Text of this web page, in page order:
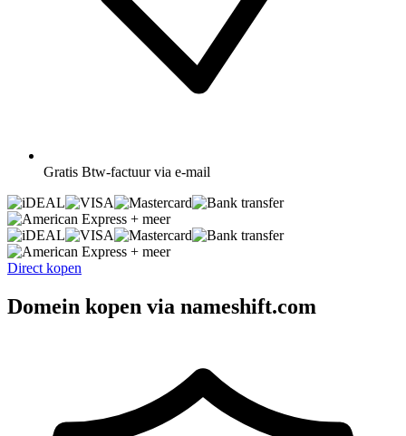
Gratis Btw-factuur via e-mail
+ meer
+ meer
Direct kopen
Domein kopen via nameshift.com